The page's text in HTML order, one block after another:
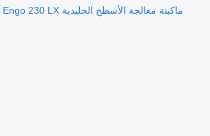
ماكينة معالجة الأسطح الجليدية Zamboni Engo 230 LX